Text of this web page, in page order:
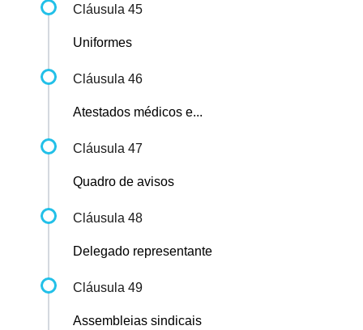
Cláusula 45
Uniformes
Cláusula 46
Atestados médicos e...
Cláusula 47
Quadro de avisos
Cláusula 48
Delegado representante
Cláusula 49
Assembleias sindicais